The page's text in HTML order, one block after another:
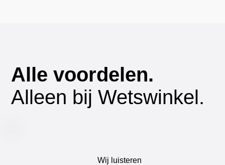
Alle voordelen.
Alleen bij Wetswinkel.
Wij luisteren